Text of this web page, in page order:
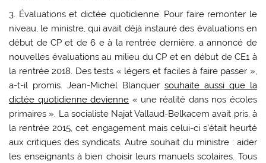
3. Évaluations et dictée quotidienne. Pour faire remonter le
niveau, le ministre, qui avait déjà instauré des évaluations en
début de CP et de 6 e à la rentrée dernière, a annoncé de
nouvelles évaluations au milieu du CP et en début de CE1 à
la rentrée 2018. Des tests « légers et faciles à faire passer »,
a-t-il promis. Jean-Michel Blanquer souhaite aussi que la
dictée quotidienne devienne « une réalité dans nos écoles
primaires ». La socialiste Najat Vallaud-Belkacem avait pris, à
la rentrée 2015, cet engagement mais celui-ci s’était heurté
aux critiques des syndicats. Autre souhait du ministre : aider
les enseignants à bien choisir leurs manuels scolaires. Tous